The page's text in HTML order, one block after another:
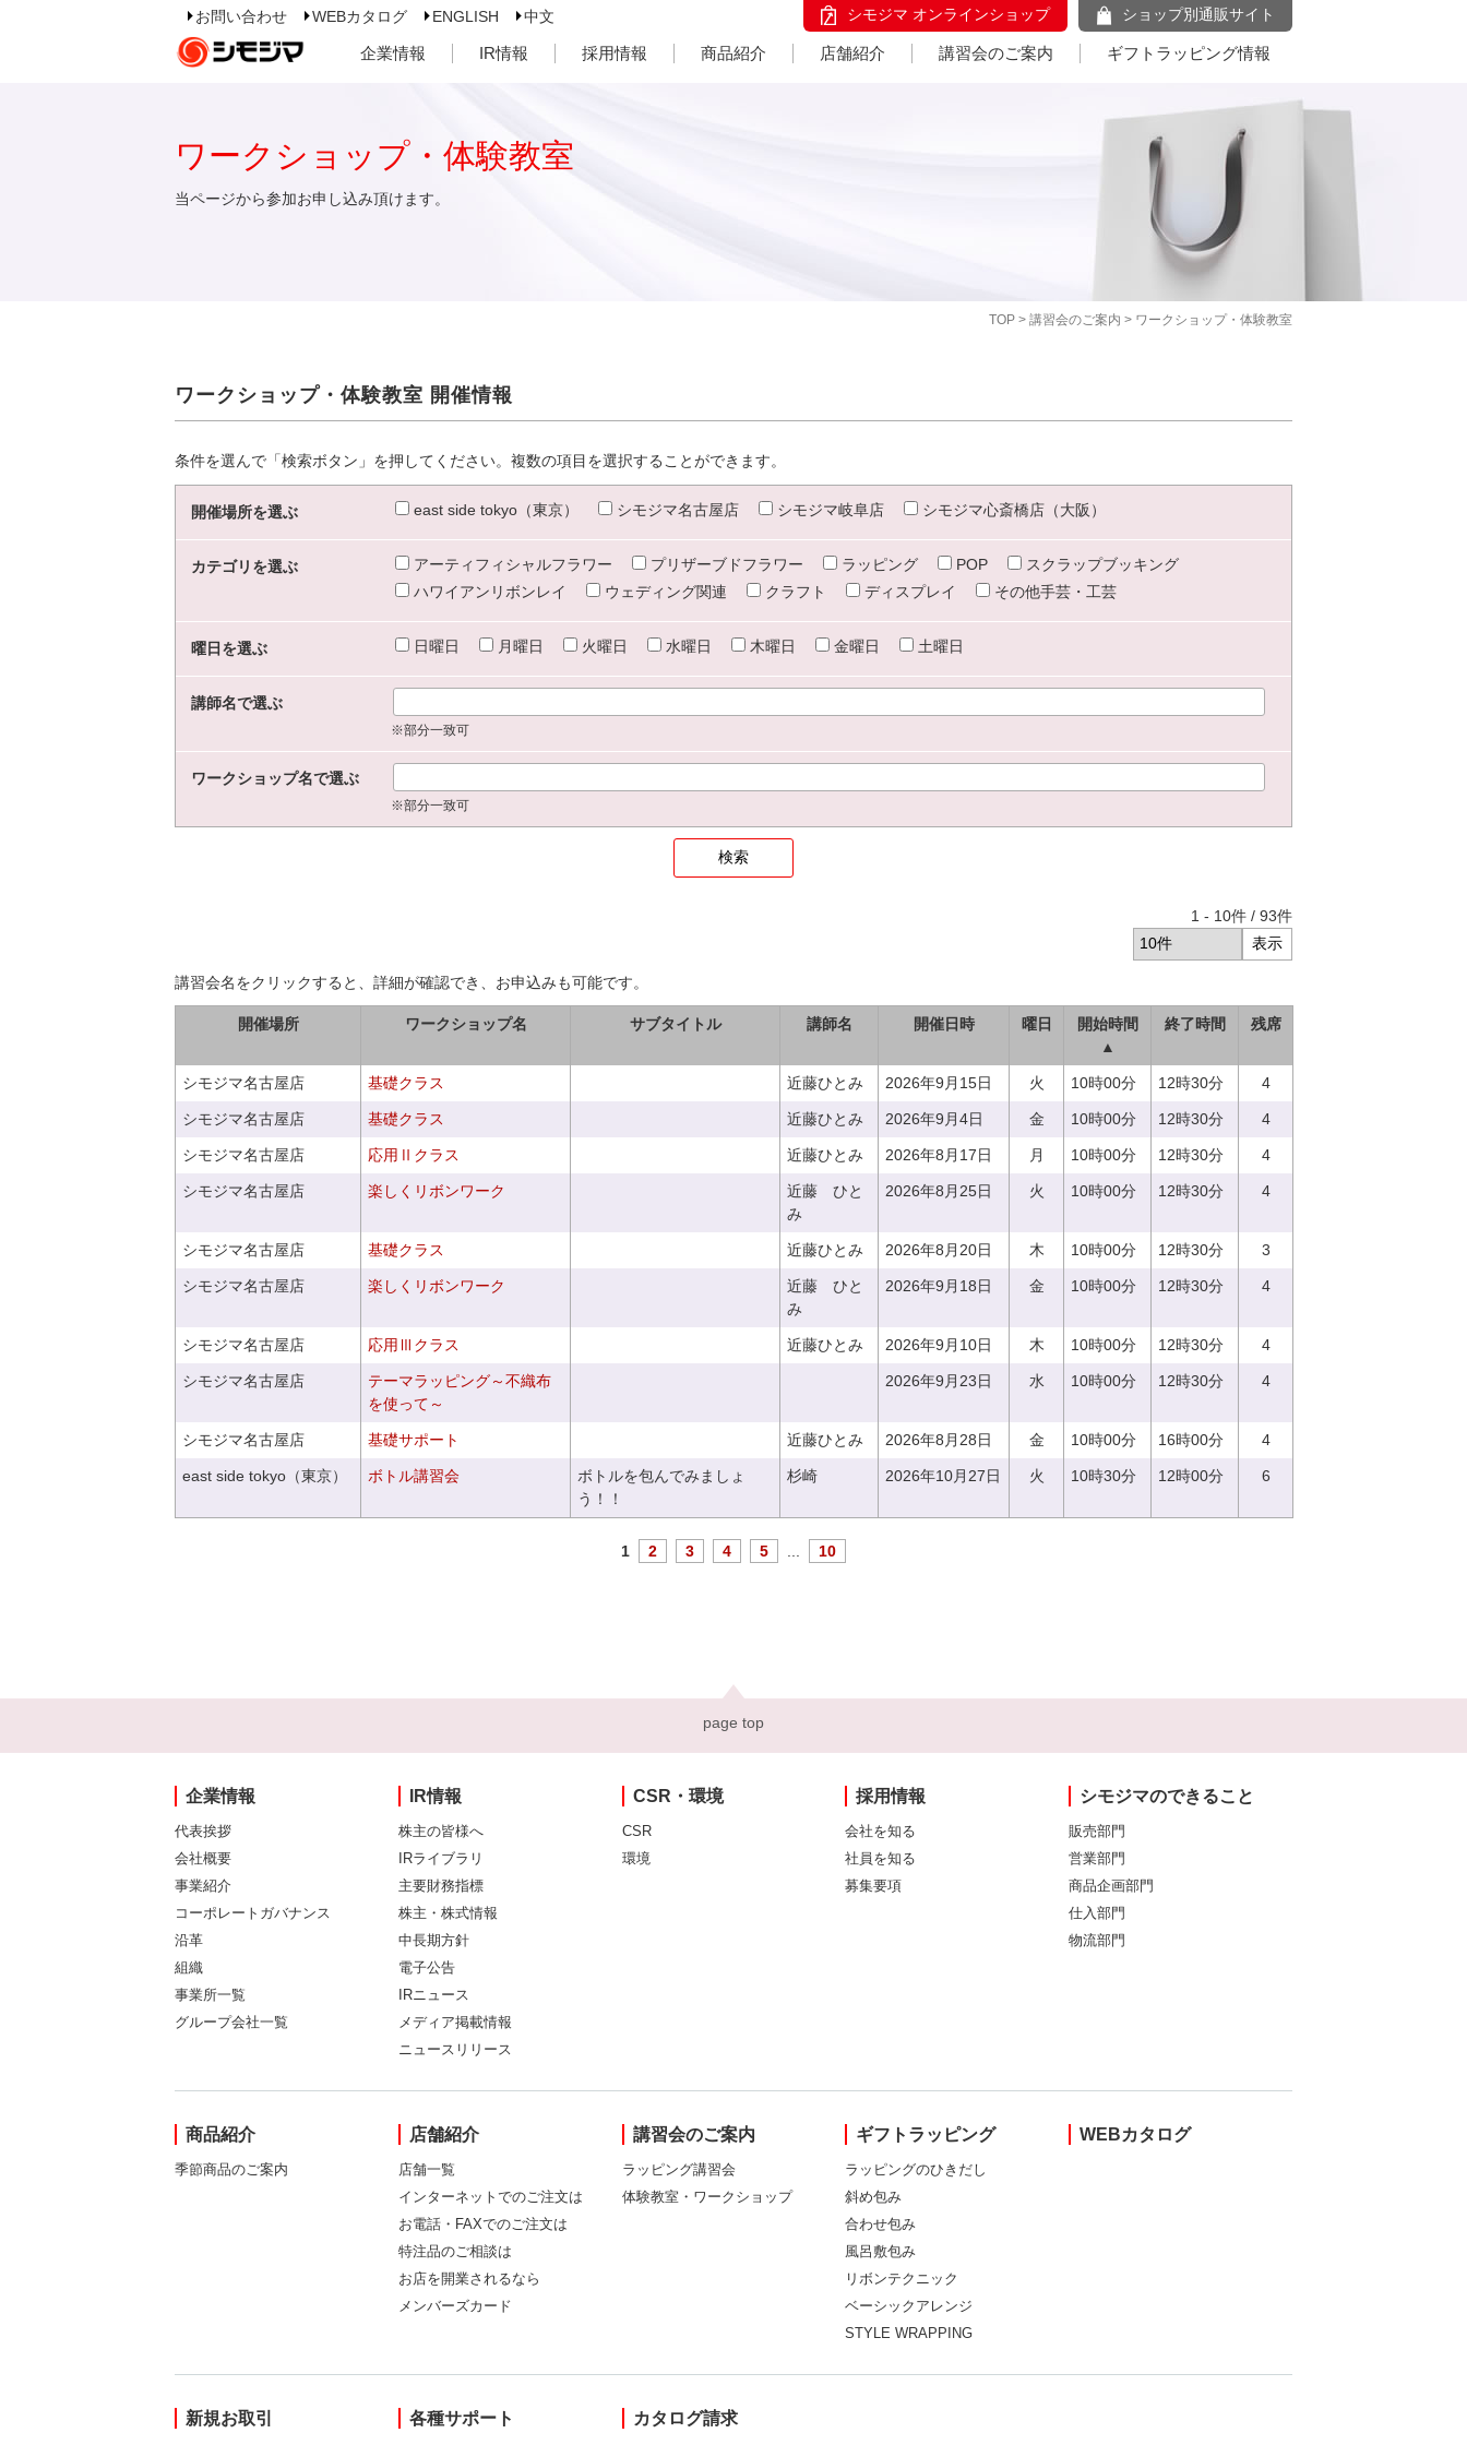
お問い合わせ WEBカタログ ENGLISH 中文 シモジマ オンラインショップ ショップ別通販サイト
企業情報 IR情報 採用情報 商品紹介 店舗紹介 講習会のご案内 ギフトラッピング情報
TOP > 講習会のご案内 > ワークショップ・体験教室
ワークショップ・体験教室
当ページから参加お申し込み頂けます。
ワークショップ・体験教室 開催情報
条件を選んで「検索ボタン」を押してください。複数の項目を選択することができます。
開催場所を選ぶ east side tokyo（東京） シモジマ名古屋店 シモジマ岐阜店 シモジマ心斎橋店（大阪）
カテゴリを選ぶ アーティフィシャルフラワー プリザーブドフラワー ラッピング POP
スクラップブッキング
ハワイアンリボンレイ
ウェディング関連 クラフト ディスプレイ その他手芸・工芸
曜日を選ぶ 日曜日 月曜日 火曜日 水曜日 木曜日 金曜日 土曜日
講師名で選ぶ
※部分一致可
ワークショップ名で選ぶ
※部分一致可
1 - 10件 / 93件
講習会名をクリックすると、詳細が確認でき、お申込みも可能です。
開催場所 ワークショップ名 サブタイトル 講師名 開催日時 曜日
開始時間
▲
終了時間 残席
シモジマ名古屋店 基礎クラス 近藤ひとみ 2026年9月15日 火 10時00分 12時30分 4
シモジマ名古屋店 基礎クラス 近藤ひとみ 2026年9月4日 金 10時00分 12時30分 4
シモジマ名古屋店 応用Ⅱクラス 近藤ひとみ 2026年8月17日 月 10時00分 12時30分 4
シモジマ名古屋店 楽しくリボンワーク
近藤 ひと
み
2026年8月25日 火 10時00分 12時30分 4
シモジマ名古屋店 基礎クラス 近藤ひとみ 2026年8月20日 木 10時00分 12時30分 3
シモジマ名古屋店 楽しくリボンワーク
近藤 ひと
み
2026年9月18日 金 10時00分 12時30分 4
シモジマ名古屋店 応用Ⅲクラス 近藤ひとみ 2026年9月10日 木 10時00分 12時30分 4
シモジマ名古屋店
テーマラッピング～不織布
を使って～
2026年9月23日 水 10時00分 12時30分 4
シモジマ名古屋店 基礎サポート 近藤ひとみ 2026年8月28日 金 10時00分 16時00分 4
east side tokyo（東京） ボトル講習会
ボトルを包んでみましょ
う！！
杉崎 2026年10月27日 火 10時30分 12時00分 6
1 2 3 4 5 10
page top
企業情報
代表挨拶
会社概要
事業紹介
コーポレートガバナンス
沿革
組織
事業所一覧
グループ会社一覧
IR情報
株主の皆様へ
IRライブラリ
主要財務指標
株主・株式情報
中長期方針
電子公告
IRニュース
メディア掲載情報
ニュースリリース
CSR・環境
CSR
環境
採用情報
会社を知る
社員を知る
募集要項
シモジマのできること
販売部門
営業部門
商品企画部門
仕入部門
物流部門
商品紹介
季節商品のご案内
店舗紹介
店舗一覧
インターネットでのご注文は
お電話・FAXでのご注文は
特注品のご相談は
お店を開業されるなら
メンバーズカード
講習会のご案内
ラッピング講習会
体験教室・ワークショップ
ギフトラッピング
ラッピングのひきだし
斜め包み
合わせ包み
風呂敷包み
リボンテクニック
ベーシックアレンジ
STYLE WRAPPING
WEBカタログ
新規お取引 各種サポート カタログ請求